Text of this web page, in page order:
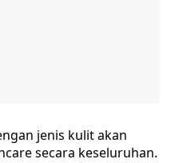
jenis kulit akan
secara keseluruhan.